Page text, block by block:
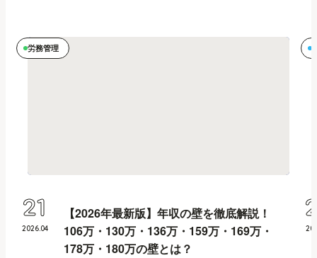
労務管理
【2026年最新版】年収の壁を徹底解説！
106万・130万・136万・159万・169万・
178万・180万の壁とは？
2026.04
21